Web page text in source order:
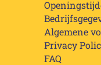
Algemene
Privacy
FAQ